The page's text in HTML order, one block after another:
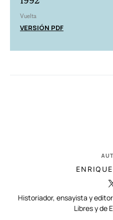
Vuelta
VERSIÓN PDF
Historiador, ensayista y
Libres y de